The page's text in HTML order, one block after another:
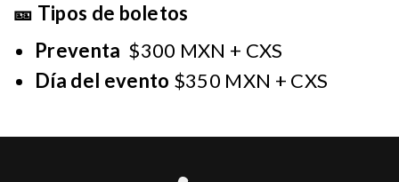
🎫 Tipos de boletos
Preventa $300 MXN + CXS
Día del evento $350 MXN + CXS